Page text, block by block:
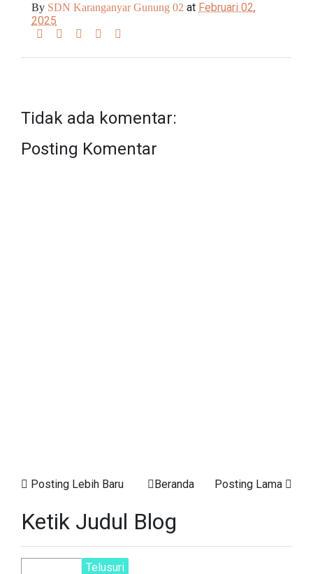
By SDN Karanganyar Gunung 02 at Februari 02,
2025
Tidak ada komentar:
Posting Komentar
Posting Lebih Baru Posting Lama
Beranda
Ketik Judul Blog